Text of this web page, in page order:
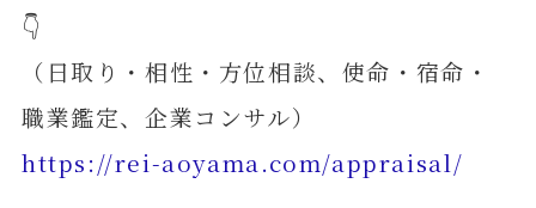
👇
（日取り・相性・方位相談、使命・宿命・
職業鑑定、企業コンサル）
https://rei-aoyama.com/appraisal/